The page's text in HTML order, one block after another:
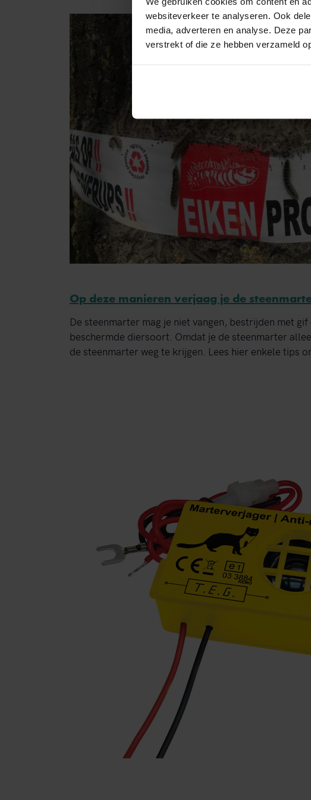
websiteverkeer te analyseren. Ook
media, adverteren en analyse. Deze
verstrekt of die ze hebben verzameld
Op deze manieren verjaag je de
De steenmarter mag je niet vangen, bestrijden met
beschermde diersoort. Omdat je de steenmarter
de steenmarter weg te krijgen. Lees hier enkele tips